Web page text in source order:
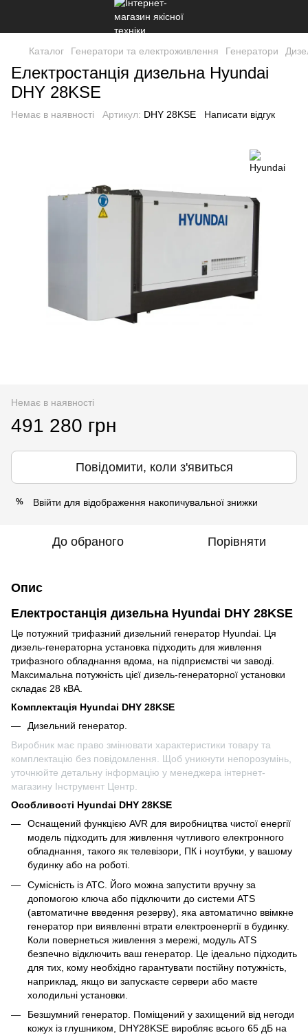
Каталог Генератори та електроживлення Генератори
Електростанція дизельна Hyundai
DHY 28KSE
Немає в наявності Артикул: DHY 28KSE Написати відгук
Немає в наявності
491 280 грн
Повідомити, коли з'явиться
% Ввійти для відображення накопичувальної знижки
До обраного Порівняти
Опис
Електростанція дизельна Hyundai DHY 28KSE
Це потужний трифазний дизельний генератор Hyundai. Ця
дизель-генераторна установка підходить для живлення
трифазного обладнання вдома, на підприємстві чи заводі.
Максимальна потужність цієї дизель-генераторної установки
складає 28 кВА.
Комплектація Hyundai DHY 28KSE
Дизельний генератор.
Виробник має право змінювати характеристики товару та
комплектацію без повідомлення. Щоб уникнути непорозумінь,
уточнюйте детальну інформацію у менеджера інтернет-
магазину Інструмент Центр.
Особливості Hyundai DHY 28KSE
Оснащений функцією AVR для виробництва чистої енергії
модель підходить для живлення чутливого електронного
обладнання, такого як телевізори, ПК і ноутбуки, у вашому
будинку або на роботі.
Сумісність із АТС. Його можна запустити вручну за
допомогою ключа або підключити до системи ATS
(автоматичне введення резерву), яка автоматично ввімкне
генератор при виявленні втрати електроенергії в будинку.
Коли повернеться живлення з мережі, модуль ATS
безпечно відключить ваш генератор. Це ідеально підходить
для тих, кому необхідно гарантувати постійну потужність,
наприклад, якщо ви запускаєте сервери або маєте
холодильні установки.
Безшумний генератор. Поміщений у захищений від негоди
кожух із глушником, DHY28KSE виробляє всього 65 дБ на